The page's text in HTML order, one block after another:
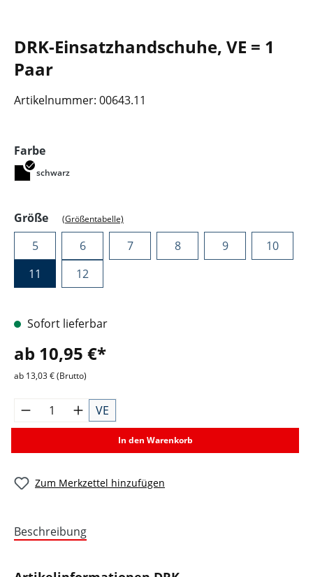
DRK-Einsatzhandschuhe, VE = 1
Paar
Artikelnummer: 00643.11
Farbeauswählen
schwarz
Größeauswählen
(Größentabelle)
5 6 7 8 9
10
11
12
Sofort lieferbar
ab 10,95 €*
ab 13,03 € (Brutto)
VE
In den Warenkorb
Zum Merkzettel hinzufügen
Beschreibung